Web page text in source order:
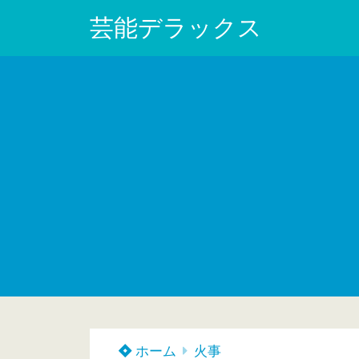
芸能デラックス
ホーム 火事